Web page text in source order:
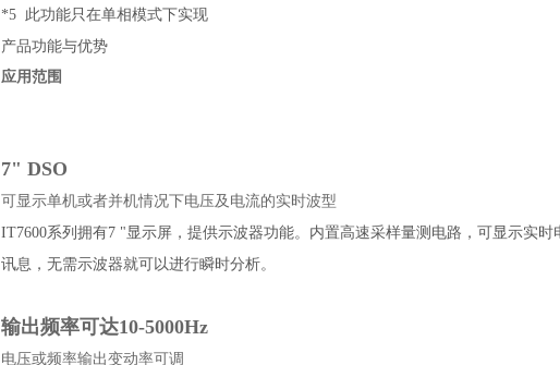
*5 此功能只在单相模式下实现
产品功能与优势
应用范围
7" DSO
可显示单机或者并机情况下电压及电流的实时波型
IT7600系列拥有7 "显示屏，提供示波器功能。内置高速采样量测电路，可显示实
讯息，无需示波器就可以进行瞬时分析。
输出频率可达10-5000Hz
电压或频率输出变动率可调